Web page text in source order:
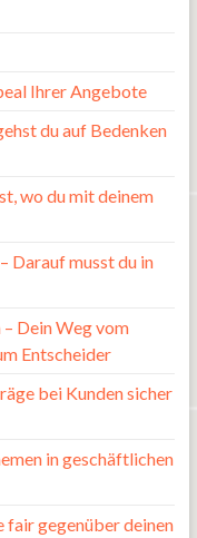
Ihrer Angebote
du auf Bedenken
wo du mit deinem
Darauf musst du in
Dein Weg vom
Entscheider
bei Kunden sicher
in geschäftlichen
gegenüber deinen